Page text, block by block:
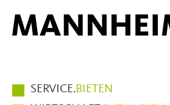
Hauptmenüpunkte
SERVICE.BIETEN